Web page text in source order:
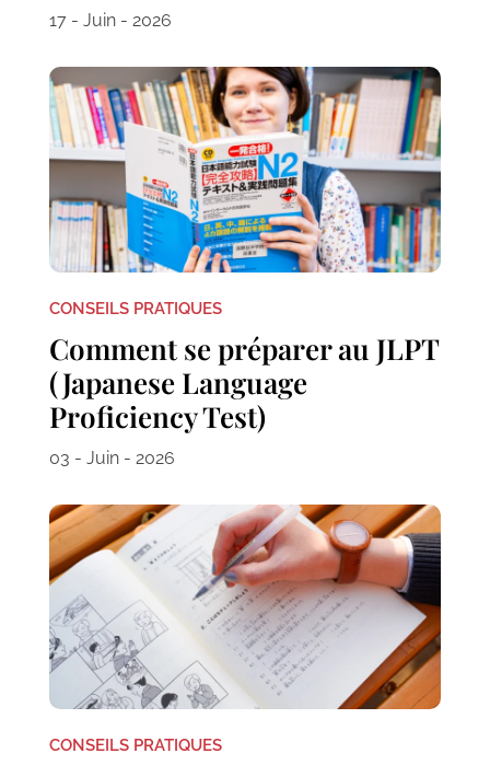
17 - Juin - 2026
CONSEILS PRATIQUES
Comment se préparer au JLPT
(Japanese Language
Proficiency Test)
03 - Juin - 2026
CONSEILS PRATIQUES